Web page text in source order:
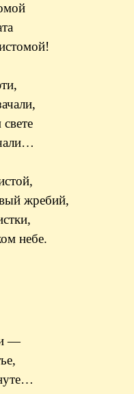
жребий,
небе.
—